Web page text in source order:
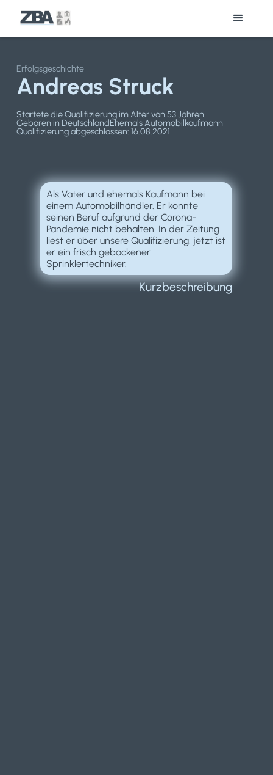
Erfolgsgeschichte
Andreas Struck
Startete die Qualifizierung im Alter von 53 Jahren.
Geboren in DeutschlandEhemals Automobilkaufmann
Qualifizierung abgeschlossen: 16.08.2021
Als Vater und ehemals Kaufmann bei
einem Automobilhändler. Er konnte
seinen Beruf aufgrund der Corona-
Pandemie nicht behalten. In der Zeitung
liest er über unsere Qualifizierung, jetzt ist
er ein frisch gebackener
Sprinklertechniker.
Kurzbeschreibung